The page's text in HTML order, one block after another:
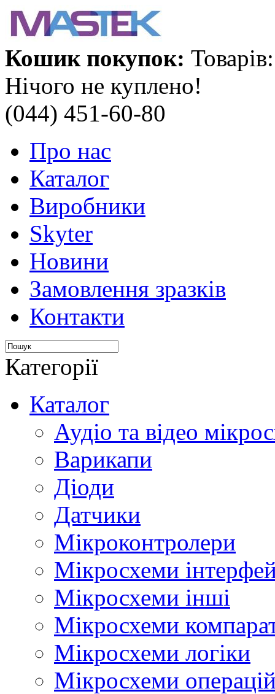
Кошик покупок:
Нічого не куплено!
(044) 451-60-80
Про нас
Каталог
Виробники
Skyter
Новини
Замовлення зразків
Контакти
Категорії
Каталог
Аудіо та відео
Варикапи
Діоди
Датчики
Мікроконтролери
Мікросхеми
Мікросхеми інші
Мікросхеми
Мікросхеми логіки
Мікросхеми